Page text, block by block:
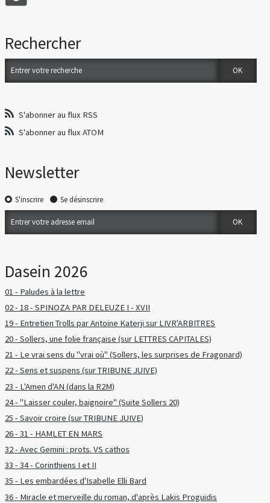
Rechercher
S'abonner au flux RSS
S'abonner au flux ATOM
Newsletter
S'inscrire Se désinscrire
Dasein 2026
01 - Paludes à la lettre
02 - 18 - SPINOZA PAR DELEUZE I - XVII
19 - Entretien Trolls par Antoine Katerji sur LIVR'ARBITRES
20 - Sollers, une folie française (sur LETTRES CAPITALES)
21 - Le vrai sens du "vrai où" (Sollers, les surprises de Fragonard)
22 - Sens et suspens (sur TRIBUNE JUIVE)
23 - L'Amen d'AN (dans la R2M)
24 - "Laisser couler, baignoire" (Suite Sollers 20)
25 - Savoir croire (sur TRIBUNE JUIVE)
26 - 31 - HAMLET EN MARS
32 - Avec Gemini : prots. VS cathos
33 - 34 - Corinthiens I et II
35 - Les embardées d'Isabelle Elli Bard
36 - Miracle et merveille du roman, d'après Lakis Proguidis